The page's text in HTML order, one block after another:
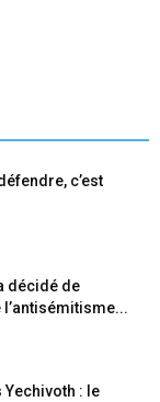
c’est
décidé de
: le